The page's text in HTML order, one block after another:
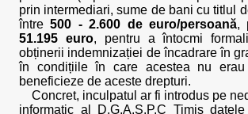
prin intermediari, sume de bani cu titlul
între500 - 2.600 de euro/persoană,
51.195 euro, pentru a întocmi
obținerii indemnizației de încadrare în
în condițiile în care acestea nu erau
beneficieze de aceste drepturi.
Concret, inculpatul ar fi introdus pe
informatic al D.G.A.S.P.C Timiș